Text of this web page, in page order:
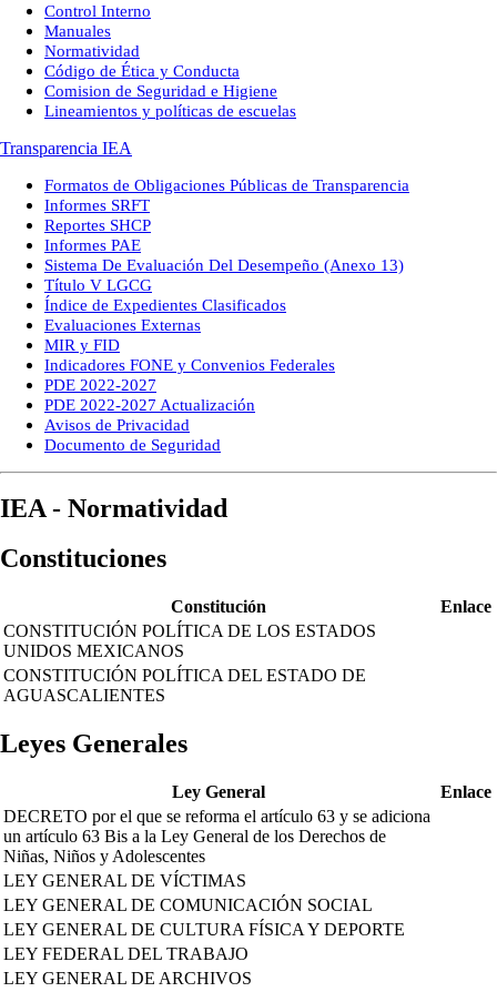
Control Interno
Manuales
Normatividad
Código de Ética y Conducta
Comision de Seguridad e Higiene
Lineamientos y políticas de escuelas
Transparencia IEA
Formatos de Obligaciones Públicas de Transparencia
Informes SRFT
Reportes SHCP
Informes PAE
Sistema De Evaluación Del Desempeño (Anexo 13)
Título V LGCG
Índice de Expedientes Clasificados
Evaluaciones Externas
MIR y FID
Indicadores FONE y Convenios Federales
PDE 2022-2027
PDE 2022-2027 Actualización
Avisos de Privacidad
Documento de Seguridad
IEA - Normatividad
Constituciones
Constitución
Enlace
CONSTITUCIÓN POLÍTICA DE LOS ESTADOS
UNIDOS MEXICANOS
CONSTITUCIÓN POLÍTICA DEL ESTADO DE
AGUASCALIENTES
Leyes Generales
Ley General
Enlace
DECRETO por el que se reforma el artículo 63 y se adiciona
un artículo 63 Bis a la Ley General de los Derechos de
Niñas, Niños y Adolescentes
LEY GENERAL DE VÍCTIMAS
LEY GENERAL DE COMUNICACIÓN SOCIAL
LEY GENERAL DE CULTURA FÍSICA Y DEPORTE
LEY FEDERAL DEL TRABAJO
LEY GENERAL DE ARCHIVOS